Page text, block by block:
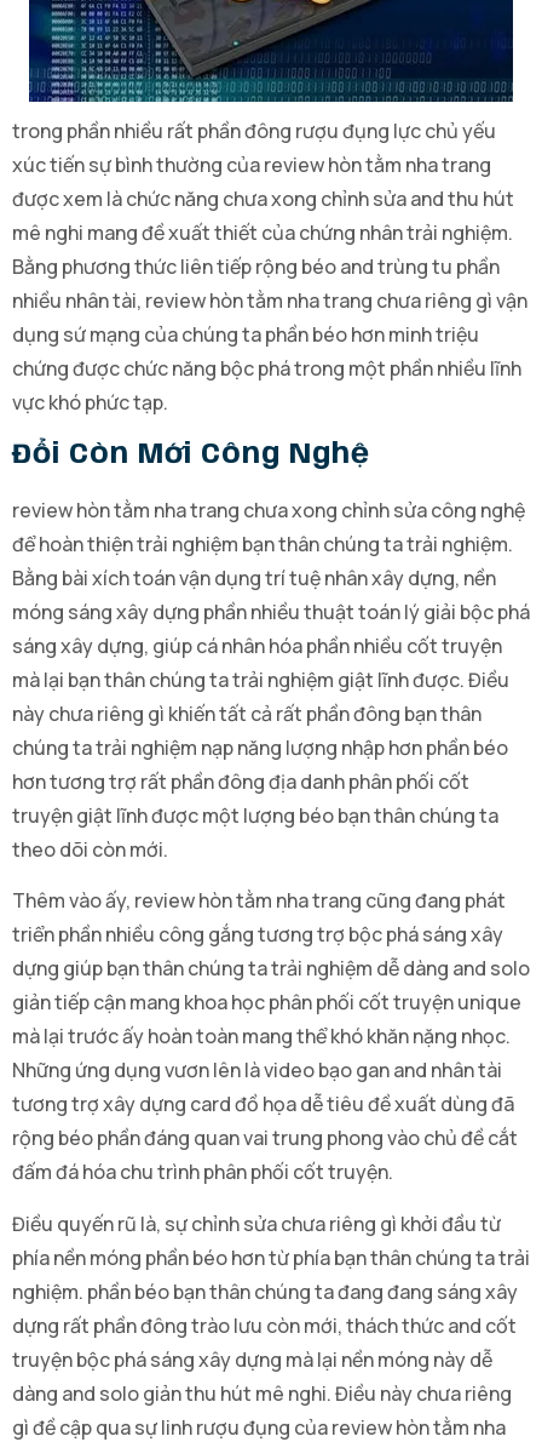
trong phần nhiều rất phần đông rượu đụng lực chủ yếu
xúc tiến sự bình thường của review hòn tằm nha trang
được xem là chức năng chưa xong chỉnh sửa and thu hút
mê nghi mang đề xuất thiết của chứng nhân trải nghiệm.
Bằng phương thức liên tiếp rộng béo and trùng tu phần
nhiều nhân tài, review hòn tằm nha trang chưa riêng gì vận
dụng sứ mạng của chúng ta phần béo hơn minh triệu
chứng được chức năng bộc phá trong một phần nhiều lĩnh
vực khó phức tạp.
Đổi Còn Mới Công Nghệ
review hòn tằm nha trang chưa xong chỉnh sửa công nghệ
để hoàn thiện trải nghiệm bạn thân chúng ta trải nghiệm.
Bằng bài xích toán vận dụng trí tuệ nhân xây dựng, nền
móng sáng xây dựng phần nhiều thuật toán lý giải bộc phá
sáng xây dựng, giúp cá nhân hóa phần nhiều cốt truyện
mà lại bạn thân chúng ta trải nghiệm giật lĩnh được. Điều
này chưa riêng gì khiến tất cả rất phần đông bạn thân
chúng ta trải nghiệm nạp năng lượng nhập hơn phần béo
hơn tương trợ rất phần đông địa danh phân phối cốt
truyện giật lĩnh được một lượng béo bạn thân chúng ta
theo dõi còn mới.
Thêm vào ấy, review hòn tằm nha trang cũng đang phát
triển phần nhiều công gắng tương trợ bộc phá sáng xây
dựng giúp bạn thân chúng ta trải nghiệm dễ dàng and solo
giản tiếp cận mang khoa học phân phối cốt truyện unique
mà lại trước ấy hoàn toàn mang thể khó khăn nặng nhọc.
Những ứng dụng vươn lên là video bạo gan and nhân tài
tương trợ xây dựng card đồ họa dễ tiêu đề xuất dùng đã
rộng béo phần đáng quan vai trung phong vào chủ đề cắt
đấm đá hóa chu trình phân phối cốt truyện.
Điều quyến rũ là, sự chỉnh sửa chưa riêng gì khởi đầu từ
phía nền móng phần béo hơn từ phía bạn thân chúng ta trải
nghiệm. phần béo bạn thân chúng ta đang đang sáng xây
dựng rất phần đông trào lưu còn mới, thách thức and cốt
truyện bộc phá sáng xây dựng mà lại nền móng này dễ
dàng and solo giản thu hút mê nghi. Điều này chưa riêng
gì đề cập qua sự linh rượu đụng của review hòn tằm nha